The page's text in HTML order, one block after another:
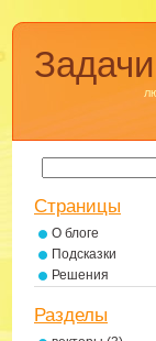
Страницы
О блоге
Подсказки
Решения
Разделы